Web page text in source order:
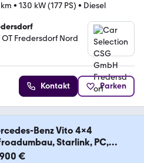
• 130 kW (177 PS) • Diesel
Fredersdorf Nord
Kontakt Parken
Benz Vito 4x4
Starlink, PC,
€